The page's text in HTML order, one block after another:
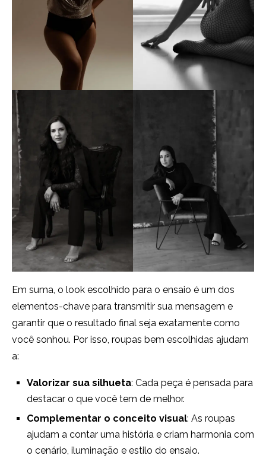
Em suma, o look escolhido para o ensaio é um dos
elementos-chave para transmitir sua mensagem e
garantir que o resultado final seja exatamente como
você sonhou. Por isso, roupas bem escolhidas ajudam
a:
Valorizar sua silhueta: Cada peça é pensada para
destacar o que você tem de melhor.
Complementar o conceito visual: As roupas
ajudam a contar uma história e criam harmonia com
o cenário, iluminação e estilo do ensaio.